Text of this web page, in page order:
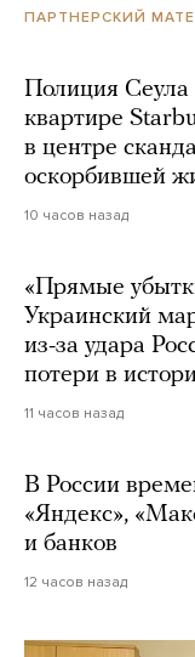
ПАРТНЕРСКИЙ
Полиция Сеула
квартире
в центре
оскорбившей
10 часов назад
«Прямые
Украинский
из-за удара
потери в
11 часов назад
В России
«Яндекс»,
и банков
12 часов назад